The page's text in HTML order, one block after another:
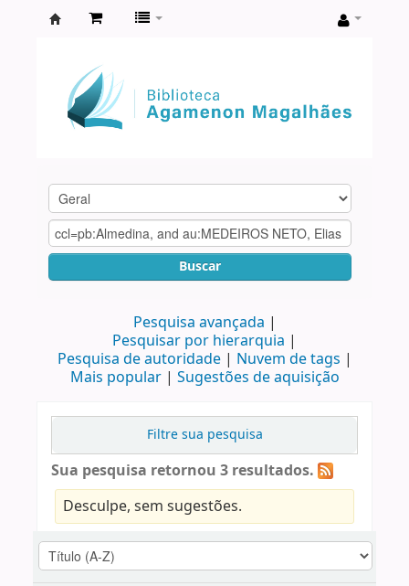
Agamenon
Magalhães
Buscar
Pesquisa avançada
Pesquisar por hierarquia
Pesquisa de autoridade
Nuvem de tags
Mais popular
Sugestões de aquisição
Filtre sua pesquisa
Sua pesquisa retornou 3 resultados.
Desculpe, sem sugestões.